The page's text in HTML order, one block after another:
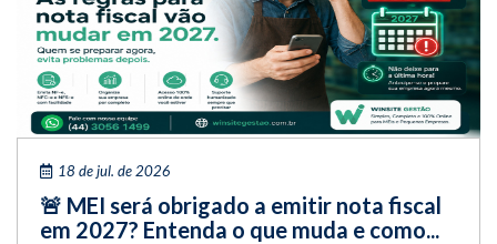
18 de jul. de 2026
🚨 MEI será obrigado a emitir nota fiscal
em 2027? Entenda o que muda e como...